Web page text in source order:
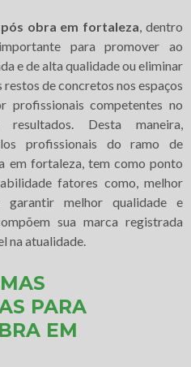
obra em fortaleza, dentro
para promover ao
e de alta qualidade ou eliminar
de concretos nos espaços
profissionais competentes no
Desta maneira,
profissionais do ramo de
em fortaleza, tem como ponto
fatores como, melhor
garantir melhor qualidade e
sua marca registrada
na atualidade.
PARA
EM